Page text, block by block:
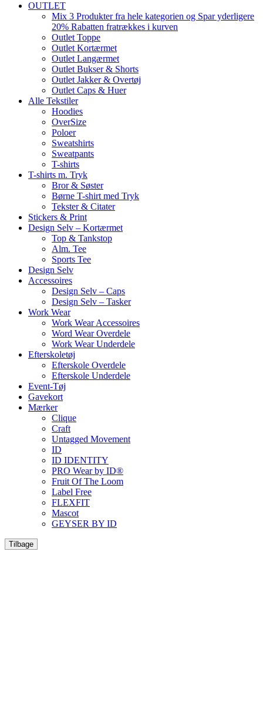
OUTLET
Mix 3 Produkter fra hele kategorien og Spar yderligere
20% Rabatten fratrækkes i kurven
Outlet Toppe
Outlet Kortærmet
Outlet Langærmet
Outlet Bukser & Shorts
Outlet Jakker & Overtøj
Outlet Caps & Huer
Alle Tekstiler
Hoodies
OverSize
Poloer
Sweatshirts
Sweatpants
T-shirts
T-shirts m. Tryk
Bror & Søster
Børne T-shirt med Tryk
Tekster & Citater
Stickers & Print
Design Selv – Kortærmet
Top & Tankstop
Alm. Tee
Sports Tee
Design Selv
Accessoires
Design Selv – Caps
Design Selv – Tasker
Work Wear
Work Wear Accessoires
Word Wear Overdele
Work Wear Underdele
Efterskoletøj
Efterskole Overdele
Efterskole Underdele
Event-Tøj
Gavekort
Mærker
Clique
Craft
Untagged Movement
ID
ID IDENTITY
PRO Wear by ID®
Fruit Of The Loom
Label Free
FLEXFIT
Mascot
GEYSER BY ID
Tilbage